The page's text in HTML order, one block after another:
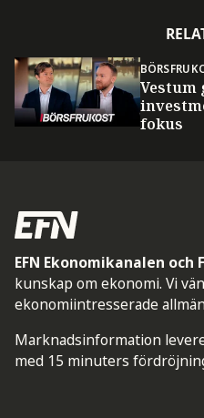
fokus
EFN Ekonomikanalen och
kunskap om ekonomi. Vi
ekonomiintresserade
Marknadsinformation
med 15 minuters